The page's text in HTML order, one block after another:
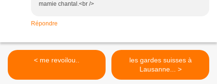
mamie chantal.<br />
Répondre
< me revoilou..
les gardes suisses à
Lausanne... >